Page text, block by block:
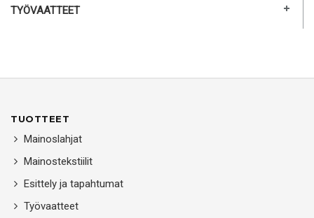
TYÖVAATTEET
TUOTTEET
Mainoslahjat
Mainostekstiilit
Esittely ja tapahtumat
Työvaatteet